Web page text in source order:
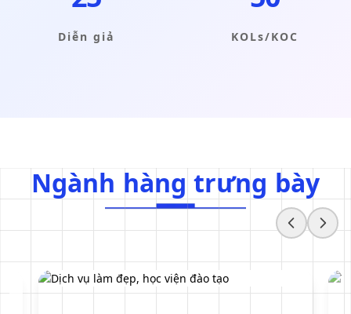
Diễn giả KOLs/KOC
Ngành hàng trưng bày
Ngành hàng trưng bày